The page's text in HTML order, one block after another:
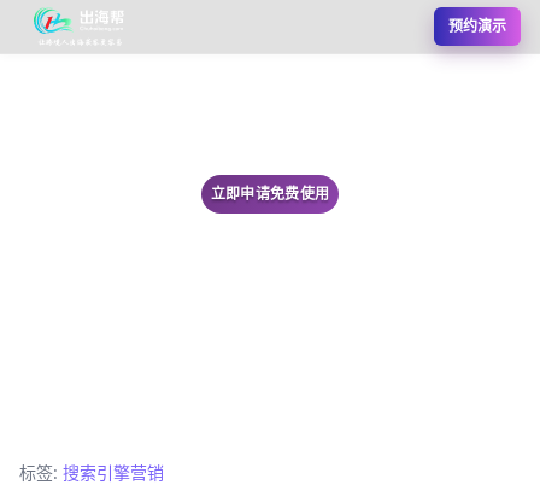
预约演示
立即申请免费使用
标签: 搜索引擎营销